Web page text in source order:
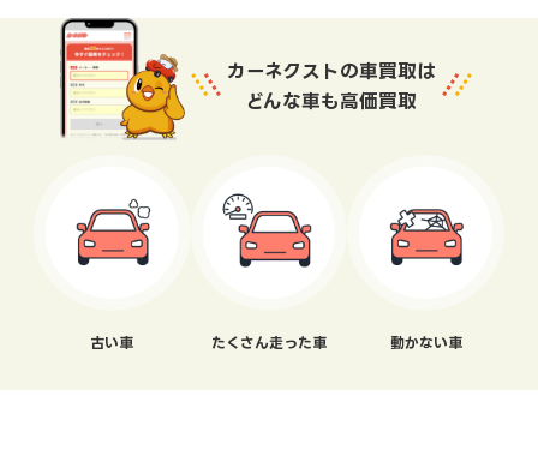
カーネクストの車買取は
どんな車も高価買取
古い車 たくさん走った車 動かない車